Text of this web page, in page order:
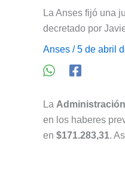
La Anses fijó una
decretado por
Anses / 5 de abril
La
en los haberes
en $171.283,31.